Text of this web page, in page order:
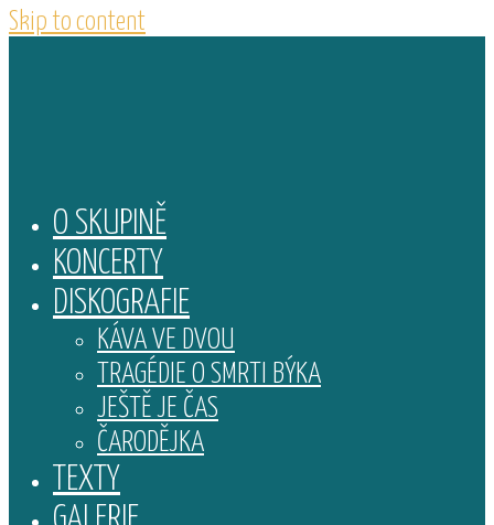
Skip to content
O SKUPINĚ
KONCERTY
DISKOGRAFIE
KÁVA VE DVOU
TRAGÉDIE O SMRTI BÝKA
JEŠTĚ JE ČAS
ČARODĚJKA
TEXTY